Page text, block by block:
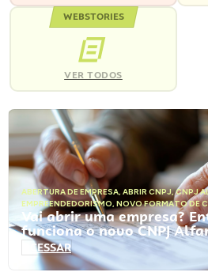
WEBSTORIES
VER TODOS
ABERTURA DE EMPRESA, ABRIR CNPJ,CNPJ
EMPREENDEDORISMO, NOVO FORMATO DE
Vai abrir uma empresa?
funciona o novo CNPJ
ACESSAR